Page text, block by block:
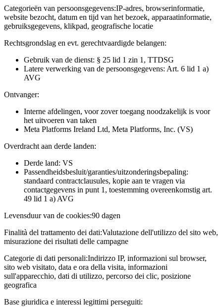
Categorieën van persoonsgegevens:IP-adres, browserinformatie,
website bezocht, datum en tijd van het bezoek, apparaatinformatie,
gebruiksgegevens, klikpad, geografische locatie
Rechtsgrondslag en evt. gerechtvaardigde belangen:
Gebruik van de dienst: § 25 lid 1 zin 1, TTDSG
Latere verwerking van de persoonsgegevens: Art. 6 lid 1 a)
AVG
Ontvanger:
Interne afdelingen, voor zover toegang noodzakelijk is voor
het uitvoeren van taken
Meta Platforms Ireland Ltd, Meta Platforms, Inc. (VS)
Overdracht aan derde landen:
Derde land: VS
Passendheidsbesluit/garanties/uitzonderingsbepaling:
standaard contractclausules, kopie aan te vragen via
contactgegevens in punt 1, toestemming overeenkomstig art.
49 lid 1 a) AVG
Levensduur van de cookies:90 dagen
Finalità del trattamento dei dati:Valutazione dell'utilizzo del sito web,
misurazione dei risultati delle campagne
Categorie di dati personali:Indirizzo IP, informazioni sul browser,
sito web visitato, data e ora della visita, informazioni
sull'apparecchio, dati di utilizzo, percorso dei clic, posizione
geografica
Base giuridica e interessi legittimi perseguiti: